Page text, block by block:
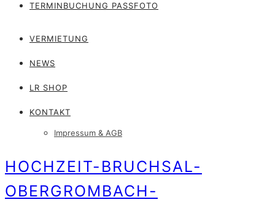
TERMINBUCHUNG PASSFOTO
VERMIETUNG
NEWS
LR SHOP
KONTAKT
Impressum & AGB
HOCHZEIT-BRUCHSAL-
OBERGROMBACH-